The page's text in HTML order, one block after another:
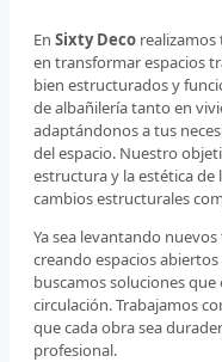
En Sixty Deco realizamos
en transformar espacios
bien estructurados y
de albañilería tanto en
adaptándonos a tus
del espacio. Nuestro
estructura y la estética de
cambios estructurales
Ya sea levantando
creando espacios
buscamos soluciones
circulación. Trabajamos
que cada obra sea
profesional.